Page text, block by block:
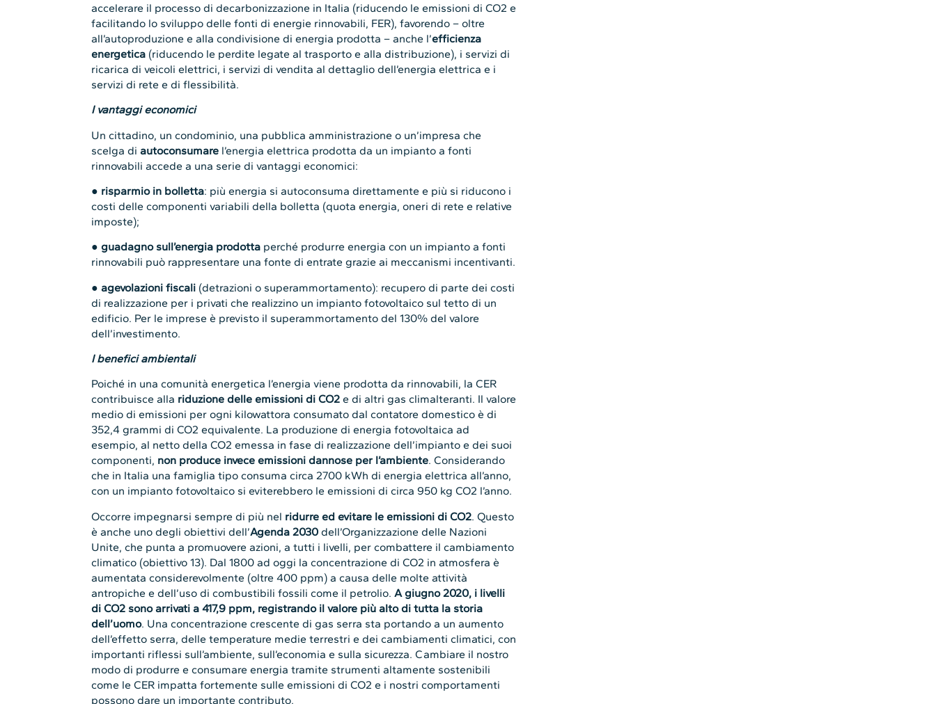
accelerare il processo di decarbonizzazione in Italia (riducendo le emissioni di CO2 e
facilitando lo sviluppo delle fonti di energie rinnovabili, FER), favorendo – oltre
all’autoproduzione e alla condivisione di energia prodotta – anche l’efficienza
energetica (riducendo le perdite legate al trasporto e alla distribuzione), i servizi di
ricarica di veicoli elettrici, i servizi di vendita al dettaglio dell’energia elettrica e i
servizi di rete e di flessibilità.
I vantaggi economici
Un cittadino, un condominio, una pubblica amministrazione o un’impresa che
scelga diautoconsumare l’energia elettrica prodotta da un impianto a fonti
rinnovabili accede a una serie di vantaggi economici:
● risparmio in bolletta: più energia si autoconsuma direttamente e più si riducono i
costi delle componenti variabili della bolletta (quota energia, oneri di rete e relative
imposte);
● guadagno sull’energia prodotta perché produrre energia con un impianto a fonti
rinnovabili può rappresentare una fonte di entrate grazie ai meccanismi incentivanti.
●agevolazioni fiscali (detrazioni o superammortamento): recupero di parte dei costi
di realizzazione per i privati che realizzino un impianto fotovoltaico sul tetto di un
edificio. Per le imprese è previsto il superammortamento del 130% del valore
dell’investimento.
I benefici ambientali
Poiché in una comunità energetica l’energia viene prodotta da rinnovabili, la CER
contribuisce alla riduzione delle emissioni di CO2 e di altri gas climalteranti. Il valore
medio di emissioni per ogni kilowattora consumato dal contatore domestico è di
352,4 grammi di CO2 equivalente. La produzione di energia fotovoltaica ad
esempio, al netto della CO2 emessa in fase di realizzazione dell’impianto e dei suoi
componenti, non produce invece emissioni dannose per l’ambiente. Considerando
che in Italia una famiglia tipo consuma circa 2700 kWh di energia elettrica all’anno,
con un impianto fotovoltaico si eviterebbero le emissioni di circa 950 kg CO2 l’anno.
Occorre impegnarsi sempre di più nel ridurre ed evitare le emissioni di CO2. Questo
è anche uno degli obiettivi dell’Agenda 2030 dell’Organizzazione delle Nazioni
Unite, che punta a promuovere azioni, a tutti i livelli, per combattere il cambiamento
climatico (obiettivo 13). Dal 1800 ad oggi la concentrazione di CO2 in atmosfera è
aumentata considerevolmente (oltre 400 ppm) a causa delle molte attività
antropiche e dell’uso di combustibili fossili come il petrolio.A giugno 2020, i livelli
di CO2 sono arrivati a 417,9 ppm, registrando il valore più alto di tutta la storia
dell’uomo. Una concentrazione crescente di gas serra sta portando a un aumento
dell’effetto serra, delle temperature medie terrestri e dei cambiamenti climatici, con
importanti riflessi sull’ambiente, sull’economia e sulla sicurezza. Cambiare il nostro
modo di produrre e consumare energia tramite strumenti altamente sostenibili
come le CER impatta fortemente sulle emissioni di CO2 e i nostri comportamenti
possono dare un importante contributo.